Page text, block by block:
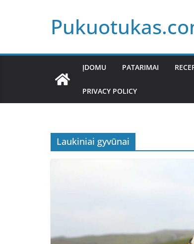
ĮDOMU PATARIMAI
PRIVACY POLICY
Laukiniai gyvūnai